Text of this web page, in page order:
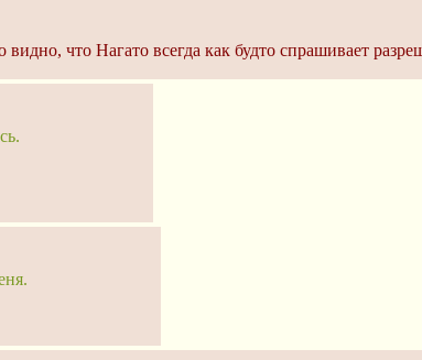
что Нагато всегда как будто спрашивает